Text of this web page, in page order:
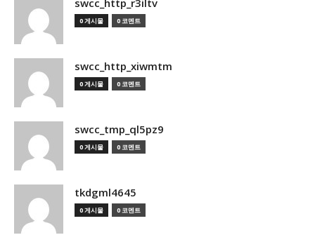
swcc_http_r3iltv
0 게시물 0 코멘트
swcc_http_xiwmtm
0 게시물 0 코멘트
swcc_tmp_ql5pz9
0 게시물 0 코멘트
tkdgml4645
0 게시물 0 코멘트